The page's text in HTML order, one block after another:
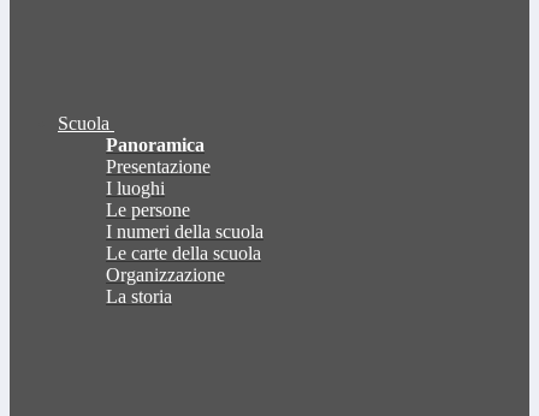
Scuola
Panoramica
Presentazione
I luoghi
Le persone
I numeri della scuola
Le carte della scuola
Organizzazione
La storia